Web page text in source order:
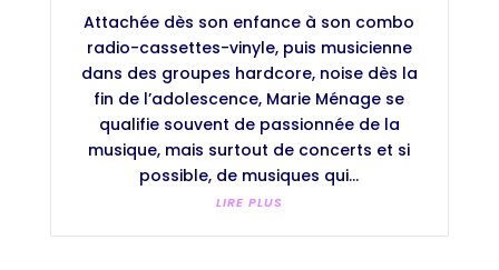
Attachée dès son enfance à son combo
radio-cassettes-vinyle, puis musicienne
dans des groupes hardcore, noise dès la
fin de l’adolescence, Marie Ménage se
qualifie souvent de passionnée de la
musique, mais surtout de concerts et si
possible, de musiques qui...
LIRE PLUS